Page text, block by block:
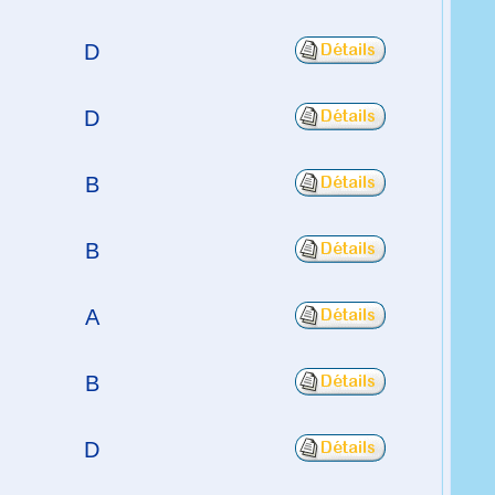
D
D
B
B
A
B
D